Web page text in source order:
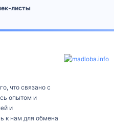
что связано с
опытом и
и
к нам для обмена